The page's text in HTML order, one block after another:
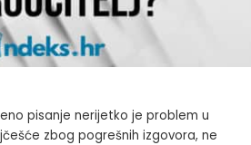
pisanje nerijetko je problem u
zbog pogrešnih izgovora, ne